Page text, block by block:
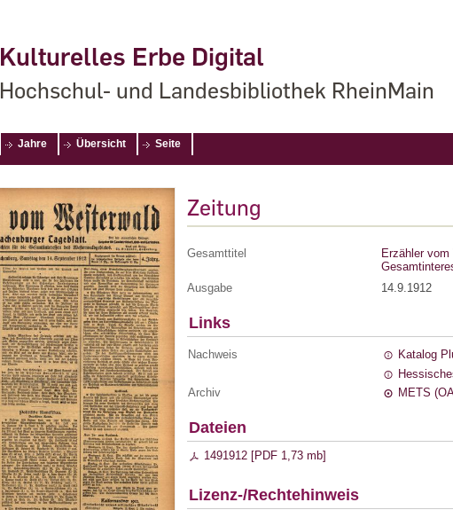
Kulturelles Erbe Digital
Hochschul- und Landesbibliothek RheinMain
Jahre Übersicht Seite
Zeitung
Gesamttitel
Erzähler
Ausgabe
14.9.1912
Links
Nachweis
Katalog
Archiv
METS
Dateien
1491912 [PDF 1,73 mb]
Lizenz-/Rechtehinweis